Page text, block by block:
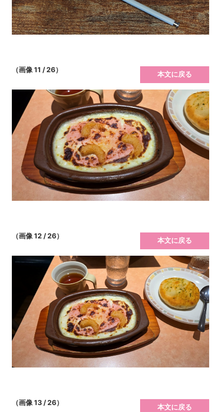
（画像 11 / 26）
本文に戻る
（画像 12 / 26）
本文に戻る
（画像 13 / 26）
本文に戻る